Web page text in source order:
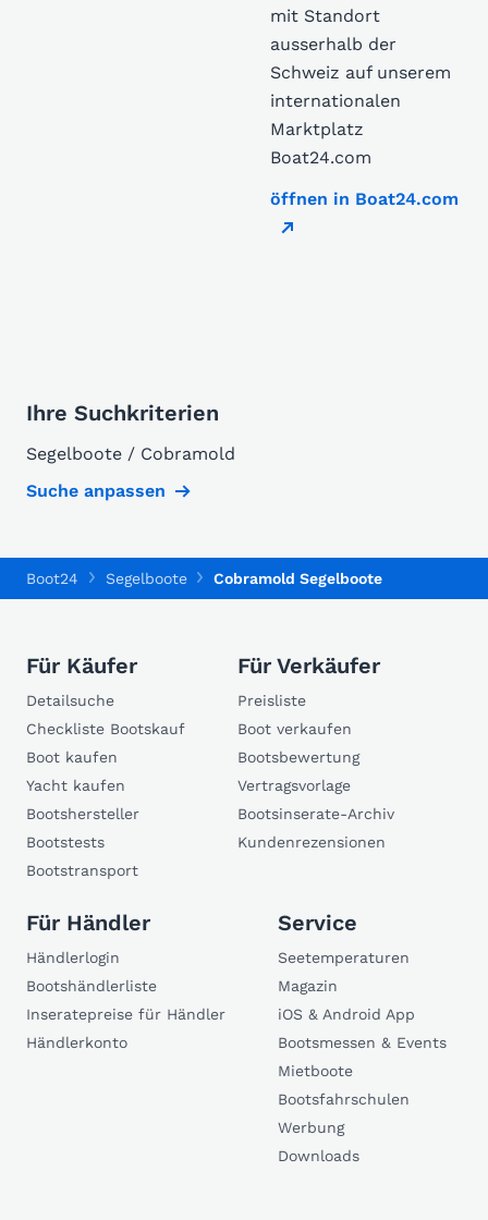
mit Standort
ausserhalb der
Schweiz auf unserem
internationalen
Marktplatz
Boat24.com
öffnen in Boat24.com
Ihre Suchkriterien
Segelboote / Cobramold
Suche anpassen
Boot24 Segelboote Cobramold Segelboote
Für Käufer
Detailsuche
Checkliste Bootskauf
Boot kaufen
Yacht kaufen
Bootshersteller
Bootstests
Bootstransport
Für Verkäufer
Preisliste
Boot verkaufen
Bootsbewertung
Vertragsvorlage
Bootsinserate-Archiv
Kundenrezensionen
Für Händler
Händlerlogin
Bootshändlerliste
Inseratepreise für Händler
Händlerkonto
Service
Seetemperaturen
Magazin
iOS & Android App
Bootsmessen & Events
Mietboote
Bootsfahrschulen
Werbung
Downloads